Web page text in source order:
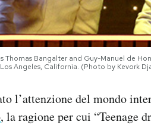
Thomas Bangalter and Guy-Manuel de
Angeles, California. (Photo by Kevork
l’attenzione del mondo
, la ragione per cui “Teenage